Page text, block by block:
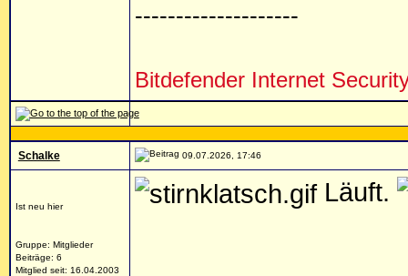
--------------------
Bitdefender Internet
Schalke 09.07.2026, 17:46
Ist neu hier
Gruppe: Mitglieder
Beiträge: 6
Mitglied seit: 16.04.2003
Läuft.